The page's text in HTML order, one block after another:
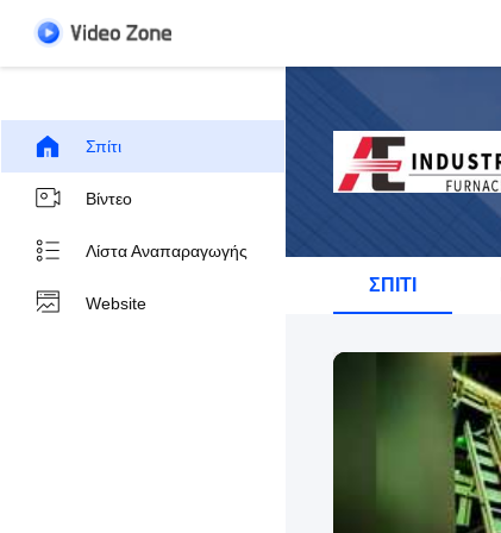
Σπίτι
Βίντεο
Λίστα Αναπαραγωγής
Website
ΣΠΊΤΙ